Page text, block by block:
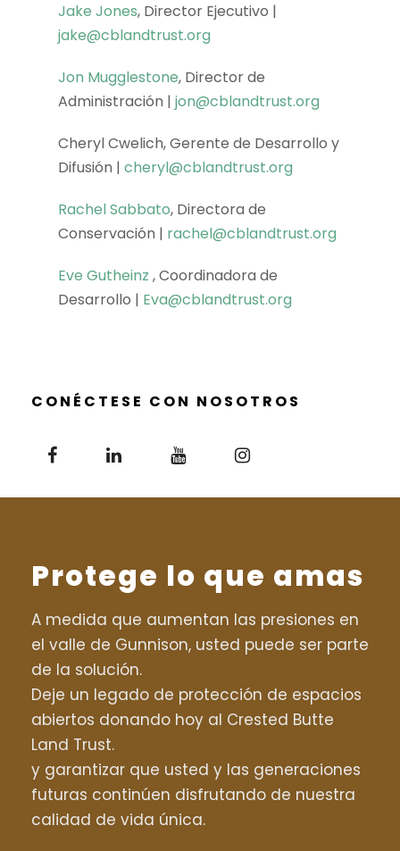
Jake Jones, Director Ejecutivo |
jake@cblandtrust.org
Jon Mugglestone, Director de
Administración | jon@cblandtrust.org
Cheryl Cwelich, Gerente de Desarrollo y
Difusión | cheryl@cblandtrust.org
Rachel Sabbato, Directora de
Conservación | rachel@cblandtrust.org
Eve Gutheinz , Coordinadora de
Desarrollo | Eva@cblandtrust.org
CONÉCTESE CON NOSOTROS
Protege lo que amas
A medida que aumentan las presiones en
el valle de Gunnison, usted puede ser parte
de la solución.
Deje un legado de protección de espacios
abiertos donando hoy al Crested Butte
Land Trust.
y garantizar que usted y las generaciones
futuras continúen disfrutando de nuestra
calidad de vida única.